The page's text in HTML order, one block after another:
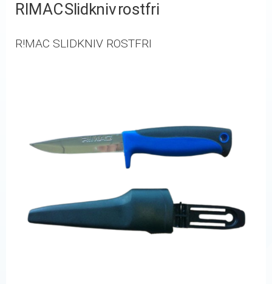
RIMAC Slidkniv rostfri
R!MAC SLIDKNIV ROSTFRI